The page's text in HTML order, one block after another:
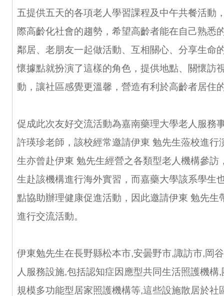
五提供五天的各項老人學習課程及中午共餐活動
際高齡化社會的趨勢，希望高齡者能在自己熟悉
鄰居、老朋友一起做活動、互相關心、分享生命
懷據點就扮演了這樣的角色，提供地點、關懷訪
動，讓社區感覺更溫馨，營造有利於高齡者居住
促成此次友好交流活動為嘉南藥理大學老人服務
許瑛珍老師，該校經常邀請伊東 勉先生蒞校進行
生亦曾赴伊東 勉先生經營之各類型老人機構參訪
生赴該機構進行海外實習，而嘉藥大學該系學生
點協助辦理健康促進活動，因此邀請伊東 勉先生
進行交流活動。
伊東勉先生在長野縣松本市,安曇野市,諏訪市,岡
人服務設施,包括認知症因應型共同生活照護機構
規模多功能型居家照護機構等,這些設施散居於社